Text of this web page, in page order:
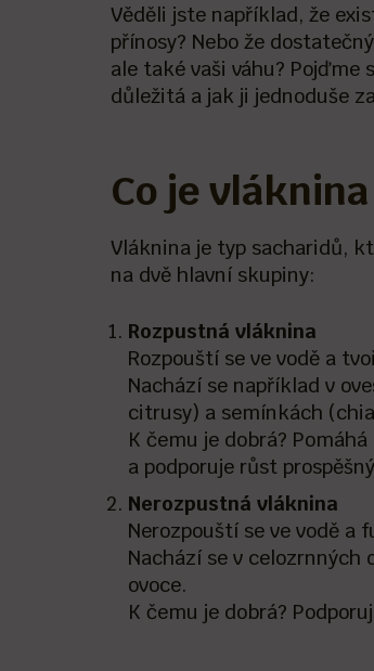
Věděli jste například, že
přínosy? Nebo že
ale také vaši váhu?
důležitá a jak ji jednoduše
Co je
Vláknina je typ sacharidů,
na dvě hlavní skupiny:
Rozpustná vláknina
Rozpouští se ve vodě a
Nachází se například v
citrusy) a semínkách
K čemu je dobrá?
a podporuje růst
Nerozpustná vláknina
Nerozpouští se ve vodě a
Nachází se v
ovoce.
K čemu je dobrá?